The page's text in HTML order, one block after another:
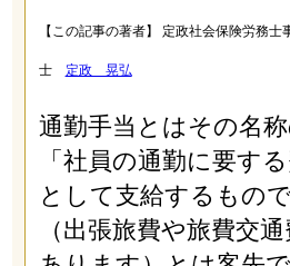
【この記事の著者】 定政社会保険労務
士 定政 晃弘
通勤手当とはその名称
「社員の通勤に要す
として支給するもの
（出張旅費や旅費交